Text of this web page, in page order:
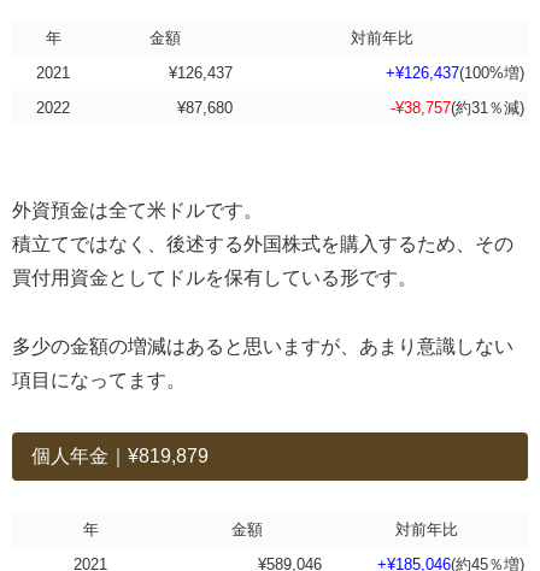
年 金額
対前年比
2021
¥126,437 +¥126,437(100%増)
2022
¥87,680 -¥38,757(約31％減)
外資預金は全て米ドルです。
積立てではなく、後述する外国株式を購入するため、その
買付用資金としてドルを保有している形です。
多少の金額の増減はあると思いますが、あまり意識しない
項目になってます。
個人年金｜¥819,879
年 金額
対前年比
2021
¥589,046 +¥185,046(約45％増)